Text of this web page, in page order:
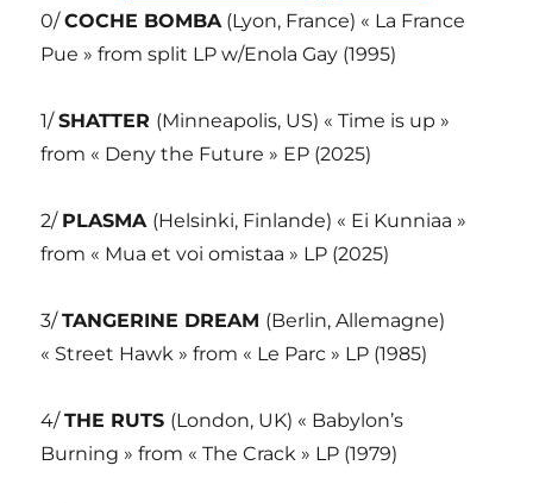
0/COCHE BOMBA(Lyon, France) « La France
Pue » from split LP w/Enola Gay (1995)
1/SHATTER (Minneapolis, US) « Time is up »
from « Deny the Future » EP (2025)
2/ PLASMA (Helsinki, Finlande) « Ei Kunniaa »
from « Mua et voi omistaa » LP (2025)
3/TANGERINE DREAM (Berlin, Allemagne)
« Street Hawk » from « Le Parc » LP (1985)
4/THE RUTS (London, UK) « Babylon’s
Burning » from « The Crack » LP (1979)